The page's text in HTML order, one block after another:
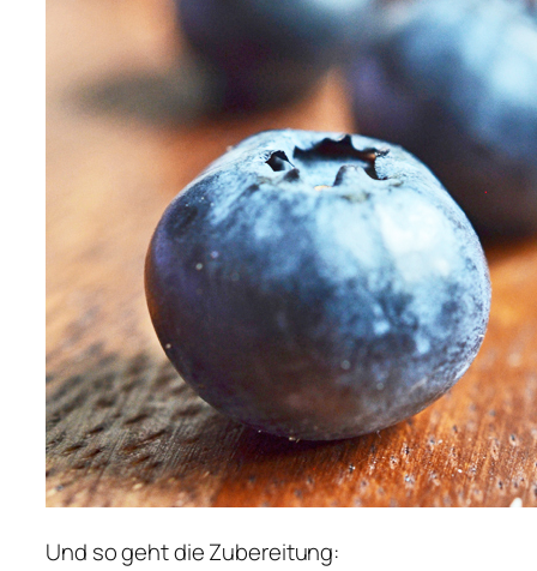
Und so geht die Zubereitung: